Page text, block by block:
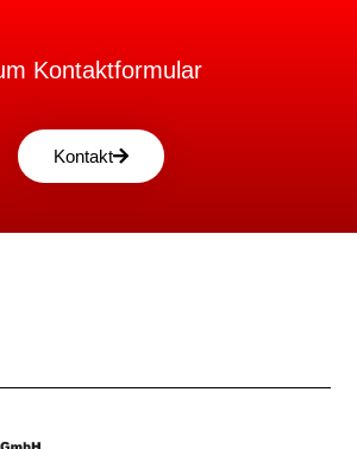
Kontaktformular
Kontakt